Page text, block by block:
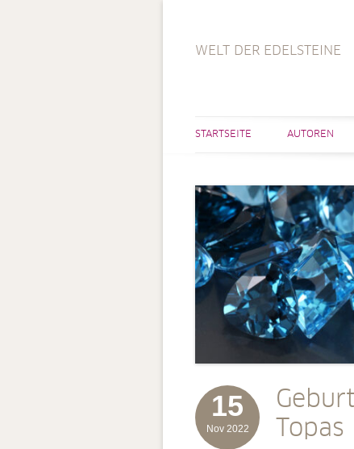
WELT DER EDELSTEINE
STARTSEITE AUTOREN
15
Nov 2022